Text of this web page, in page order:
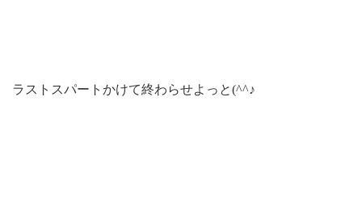
ラストスパートかけて終わらせよっと(^^♪